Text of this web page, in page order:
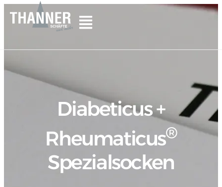
Diabeticus +
Rheumaticus®
Spezialsocken